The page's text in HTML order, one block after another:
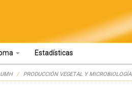
Estadísticas
PRODUCCIÓN VEGETAL Y MICROBIOLOGÍA